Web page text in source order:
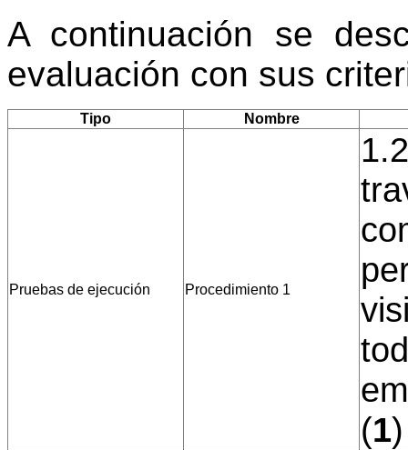
A continuación se
evaluación con sus
Tipo Nombre
Pruebas de ejecución Procedimiento 1
(1)